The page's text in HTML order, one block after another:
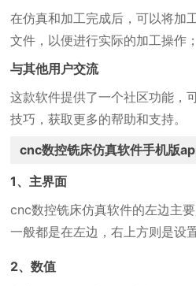
在仿真和加工完成后，可以将加
文件，以便进行实际的加工操作；
与其他用户交流
这款软件提供了一个社区功能，
技巧，获取更多的帮助和支持。
cnc数控铣床仿真软件手机版
1、主界面
cnc数控铣床仿真软件的左边主
一般都是在左边，右上方则是设
2、数值